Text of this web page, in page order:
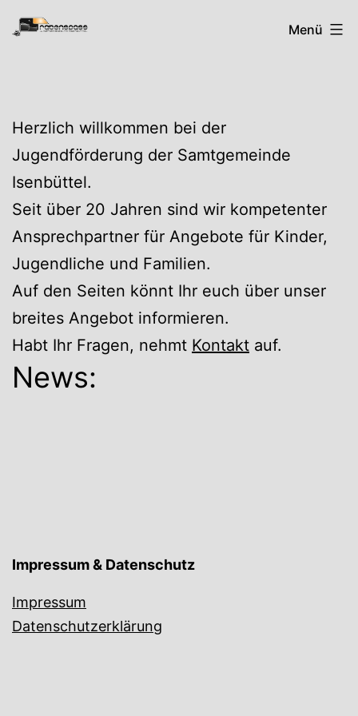
Zum
Inhalt
RabenspassMenü
Herzlich willkommen bei der
Jugendförderung der Samtgemeinde
Isenbüttel.
Seit über 20 Jahren sind wir kompetenter
Ansprechpartner für Angebote für Kinder,
Jugendliche und Familien.
Auf den Seiten könnt Ihr euch über unser
breites Angebot informieren.
Habt Ihr Fragen, nehmt Kontakt auf.
News:
Impressum & Datenschutz
Impressum
Datenschutzerklärung